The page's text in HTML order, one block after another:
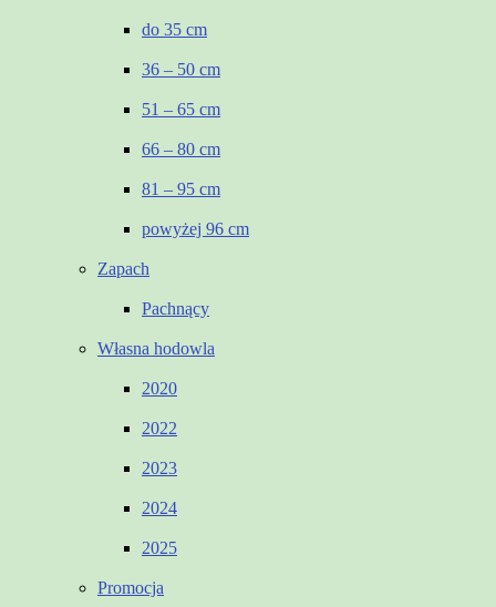
do 35 cm
36 – 50 cm
51 – 65 cm
66 – 80 cm
81 – 95 cm
powyżej 96 cm
Zapach
Pachnący
Własna hodowla
2020
2022
2023
2024
2025
Promocja